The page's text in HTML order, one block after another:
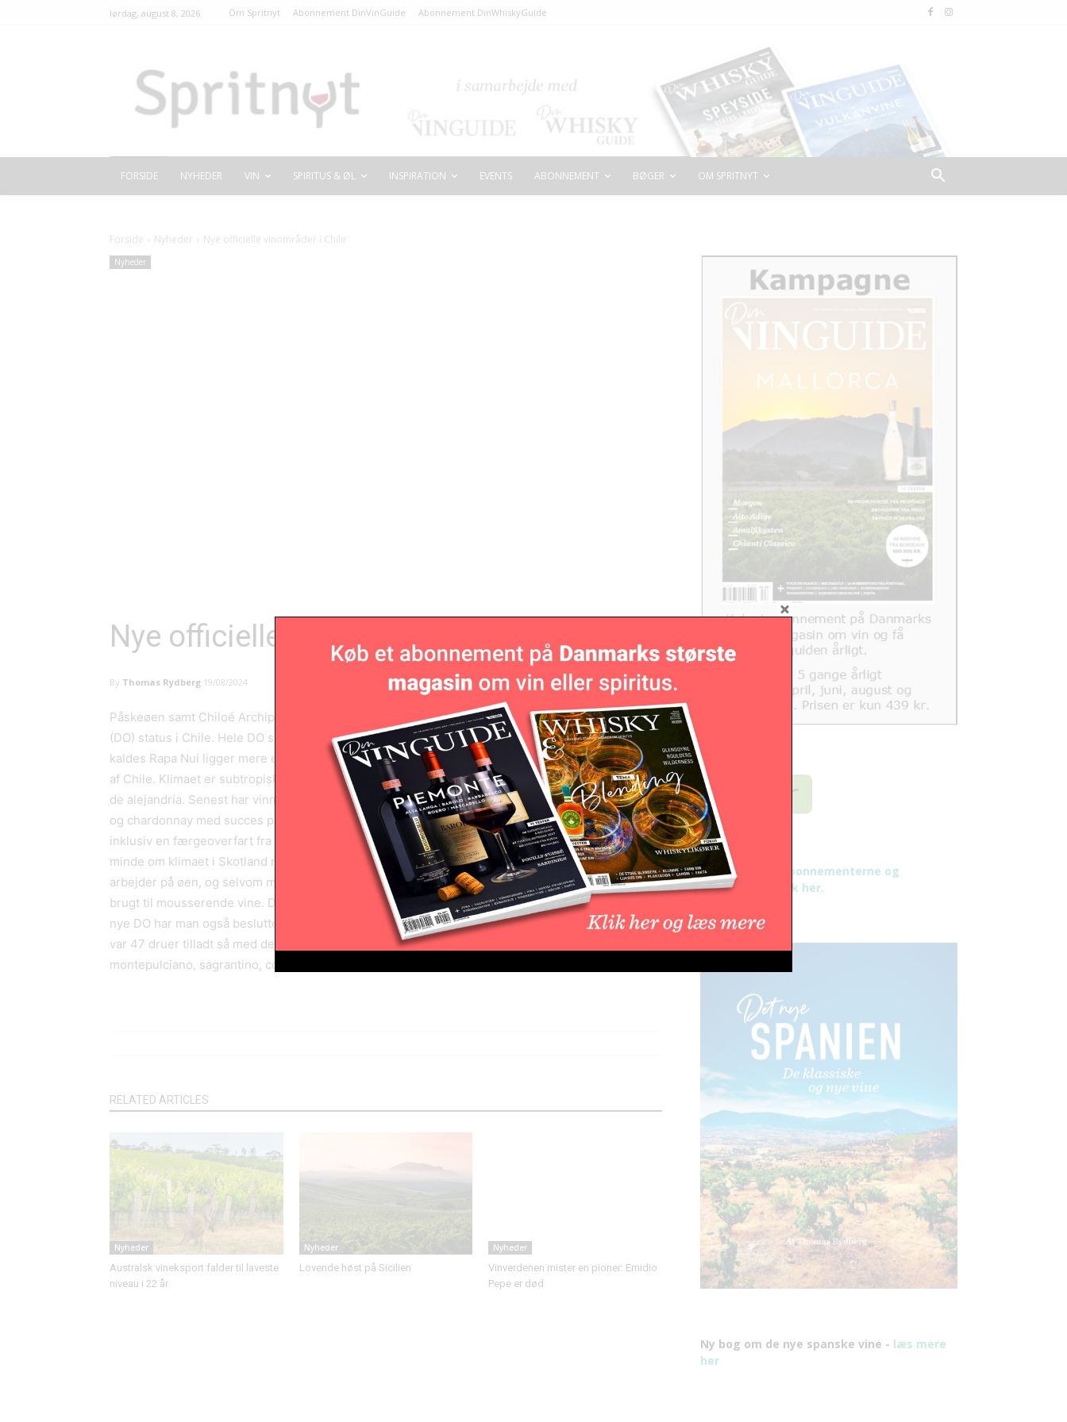
lørdag, august 8, 2026 Om Spritnyt Abonnement DinVinGuide Abonnement DinWhiskyGuide
FORSIDE NYHEDER VIN SPIRITUS & ØL INSPIRATION EVENTS ABONNEMENT BØGER OM SPRITNYT
Forside Nyheder Nye officielle vinområder i Chile
Nyheder
Nye officielle vinområder i Chile
By Thomas Rydberg 19/08/2024
Påskeøen samt Chiloé Archipelago i Patagonien har netop opnået officiel Denominación de Origen
(DO) status i Chile. Hele DO systemet blev introduceret i 1994 i Chile. Påskeøen som officielt
kaldes Rapa Nui ligger mere end 3.500 km vest for Chiles kyst, men har siden 1888 været en del
af Chile. Klimaet er subtropisk, men alligevel har man dyrket vin især på druerne pais og moscatel
de alejandría. Senest har vinmagere som Alvaro Arriagada og Fernando Almeda plantet pinot noir
og chardonnay med succes på øen. Den anden vil blive kaldt DO Chiloé og ligger 14 timers kørsel
inklusiv en færgeoverfart fra hovedstaden Santiago. Klimaet er køligt og kan på mange måder
minde om klimaet i Skotland med en del tåge. Det er især den kendte producent Montes som
arbejder på øen, og selvom mængderne er små ser man et stort potentiale i fremtiden for druer
brugt til mousserende vine. De to områder er desuden kendte turistdestinationer. Udover de to
nye DO har man også besluttet at tillade 41 nye druer som kan skrives på etiketten. Indtil videre
var 47 druer tilladt så med de nye er mere end 88 druer tilladt. Blandt de nye druer er f.eks.
montepulciano, sagrantino, corvina, gamay, garganega og sylvaner.
RELATED ARTICLES
Nyheder
Australsk vineksport falder til laveste
niveau i 22 år
Nyheder
Lovende høst på Sicilien
Nyheder
Vinverdenen mister en pioner: Emidio
Pepe er død
Læs mere om abonnementerne og
betingelser - klik her.
Ny bog om de nye spanske vine - læs mere
her